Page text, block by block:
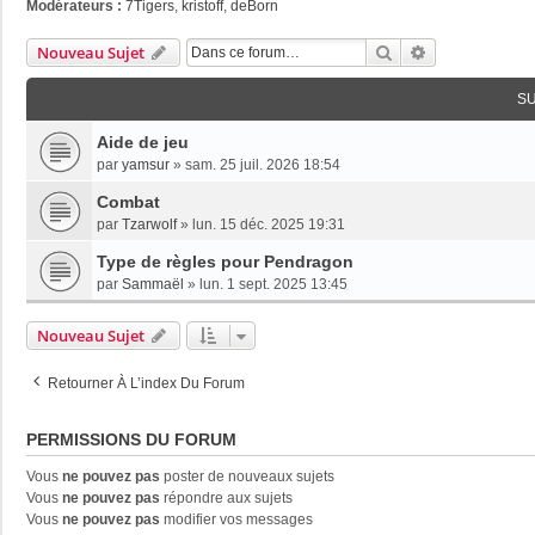
Modérateurs : 7Tigers, kristoff, deBorn
Nouveau Sujet Rechercher
Aide de jeu
par yamsur » sam. 25 juil. 2026 18:54
Combat
par Tzarwolf» lun. 15 déc. 2025 19:31
Type de règles pour Pendragon
par Sammaël » lun. 1 sept. 2025 13:45
Nouveau Sujet
Retourner À L’index Du Forum
PERMISSIONS DU FORUM
Vous ne pouvez pas poster de nouveaux sujets
Vous ne pouvez pas répondre aux sujets
Vous ne pouvez pas modifier vos messages